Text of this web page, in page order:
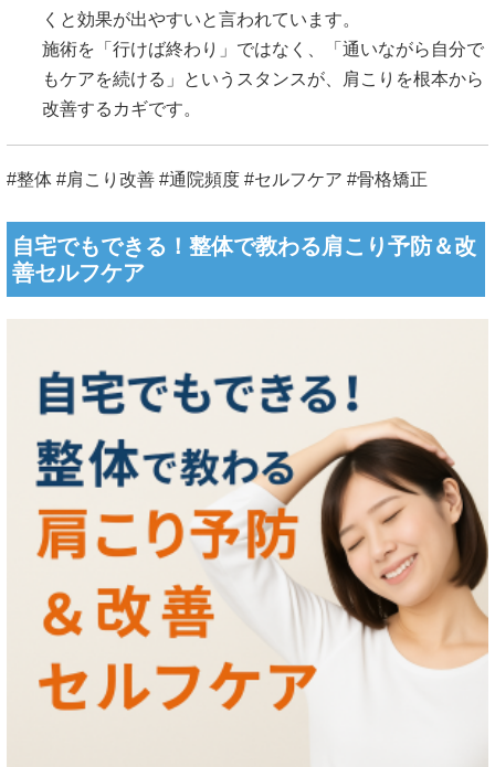
くと効果が出やすいと言われています。
施術を「行けば終わり」ではなく、「通いながら自分で
もケアを続ける」というスタンスが、肩こりを根本から
改善するカギです。
#整体 #肩こり改善 #通院頻度 #セルフケア #骨格矯正
自宅でもできる！整体で教わる肩こり予防＆改
善セルフケア